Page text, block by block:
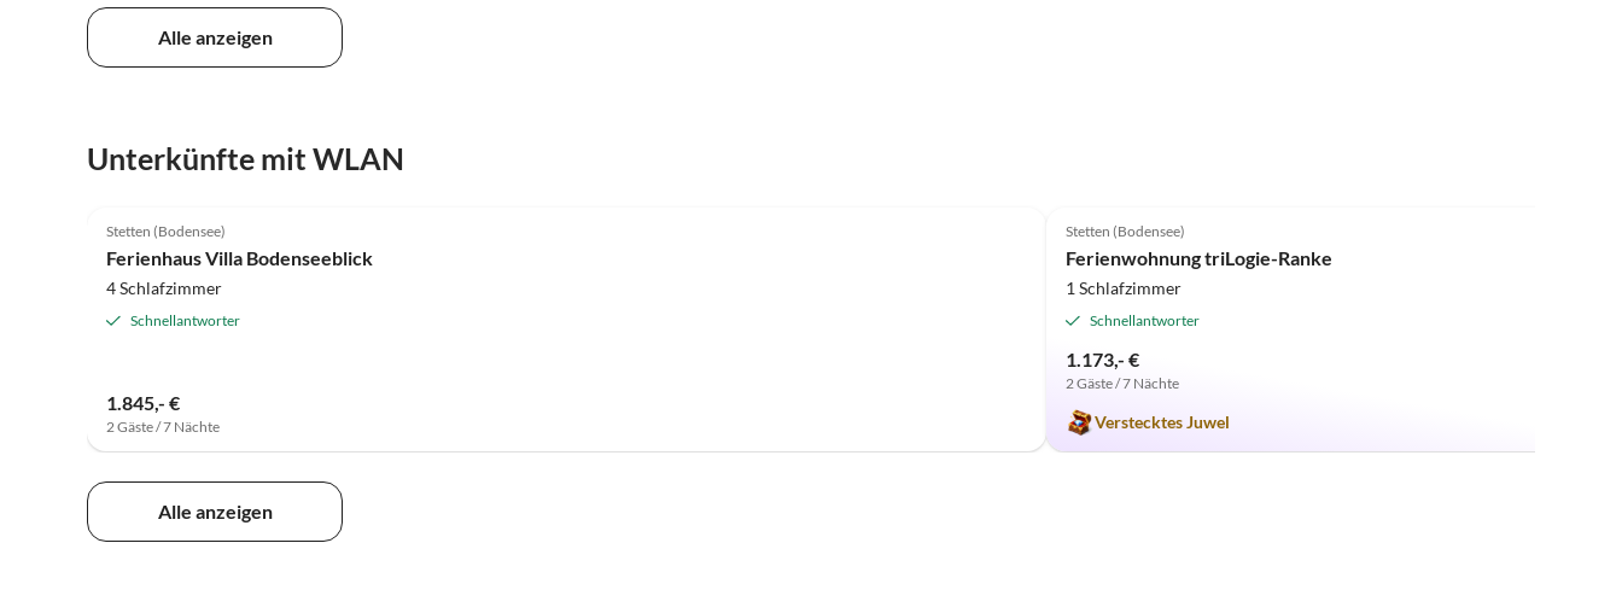
Alle anzeigen
Unterkünfte mit WLAN
Auszeichnung 2025
Stetten (Bodensee)
Ferienhaus Villa Bodenseeblick
4 Schlafzimmer
Schnellantworter
1.845,- €
2 Gäste / 7 Nächte
Stetten (Bodensee)
Ferienwohnung triLogie-Ranke
1 Schlafzimmer
Schnellantworter
1.173,- €
2 Gäste / 7 Nächte
Verstecktes Juwel
Alle anzeigen